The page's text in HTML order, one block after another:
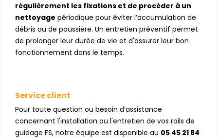
régulièrement les fixations et de procéder à un
nettoyage périodique pour éviter l’accumulation de
débris ou de poussière. Un entretien préventif permet
de prolonger leur durée de vie et d'assurer leur bon
fonctionnement dans le temps.
Service client
Pour toute question ou besoin d’assistance
concernant l'installation ou l'entretien de vos rails de
guidage FS, notre équipe est disponible au 05 45 21 84